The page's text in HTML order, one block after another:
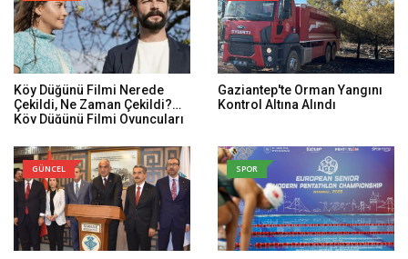
Köy Düğünü Filmi Nerede
Çekildi, Ne Zaman Çekildi?
Köy Düğünü Filmi Oyuncuları
Gaziantep'te Orman Yangını
Kontrol Altına Alındı
GÜNCEL SPOR